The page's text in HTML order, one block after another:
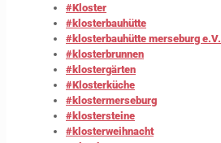
#Kloster
#klosterbauhütte
#klosterbauhütte merseburg e.V.
#klosterbrunnen
#klostergärten
#Klosterküche
#klostermerseburg
#klostersteine
#klosterweihnacht